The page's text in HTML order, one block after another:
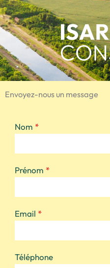
Envoyez-nous un message
Nom *
Prénom *
Email *
Téléphone